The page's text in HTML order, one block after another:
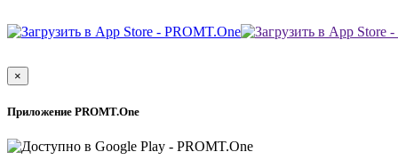
×
Приложение PROMT.One